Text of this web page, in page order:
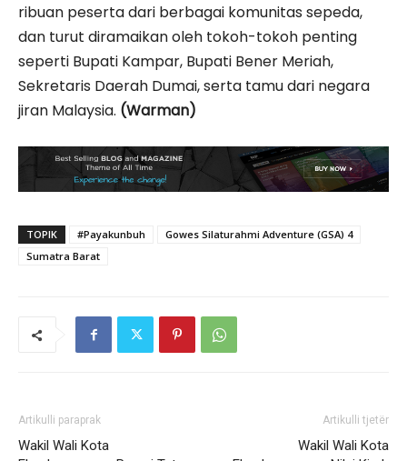
ribuan peserta dari berbagai komunitas sepeda,
dan turut diramaikan oleh tokoh-tokoh penting
seperti Bupati Kampar, Bupati Bener Meriah,
Sekretaris Daerah Dumai, serta tamu dari negara
jiran Malaysia. (Warman)
TOPIK #Payakunbuh
Gowes Silaturahmi Adventure (GSA) 4
Sumatra Barat
Artikulli paraprak
Wakil Wali Kota
Artikulli tjetër
Wakil Wali Kota